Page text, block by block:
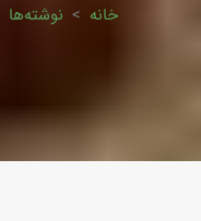
خانه > نوشته‌ها